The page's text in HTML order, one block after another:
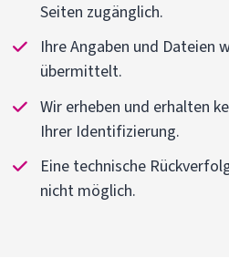
Seiten zugänglich.
Ihre Angaben und Dateien
übermittelt.
Wir erheben und erhalten
Ihrer Identifizierung.
Eine technische
nicht möglich.